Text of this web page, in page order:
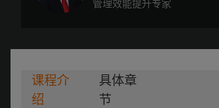
管理效能提升专家
课程介
绍
具体章
节